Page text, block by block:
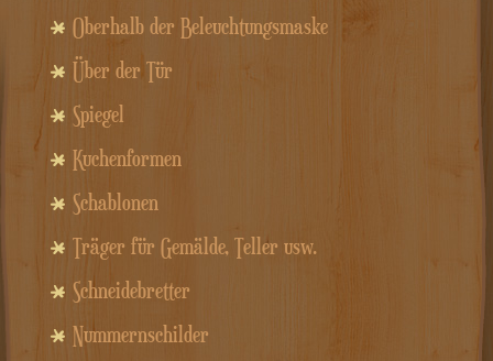
Oberhalb der Beleuchtungsmaske
Über der Tür
Spiegel
Kuchenformen
Schablonen
Träger für Gemälde, Teller usw.
Schneidebretter
Nummernschilder